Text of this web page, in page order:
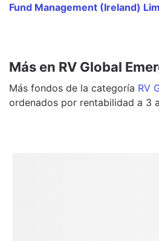
Fund Management (Ireland)
Más en RV Global
Más fondos de la categoría RV
ordenados por rentabilidad a 3